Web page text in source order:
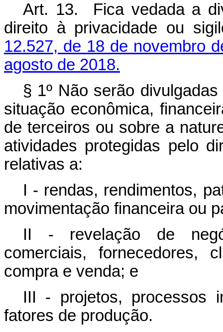
Art. 13. Fica vedada a
direito à privacidade ou
12.527, de 18 de novembro
agosto de 2018.
§ 1º Não serão
situação econômica,
de terceiros ou sobre a
atividades protegidas pelo
relativas a:
I - rendas, rendimentos,
movimentação financeira ou
II - revelação de
comerciais, fornecedores,
compra e venda; e
III - projetos, processos
fatores de produção.